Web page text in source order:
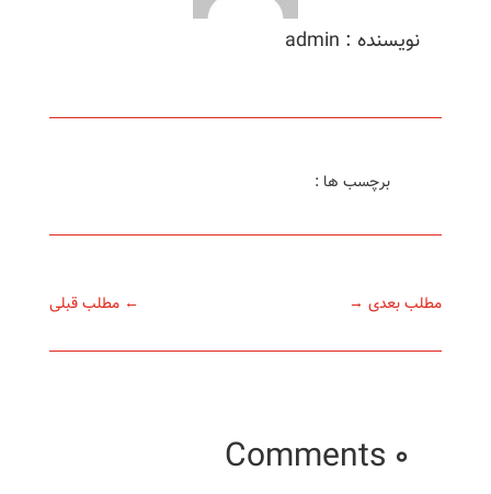
نویسنده : admin
برچسب ها :
←مطلب قبلی مطلب بعدی→
0 Comments